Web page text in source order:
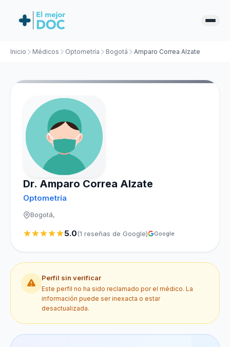
Inicio Médicos Optometría Bogotá Amparo Correa Alzate
Dr. Amparo Correa Alzate
Optometría
Bogotá,
5.0(1 reseñas de Google) Google
Perfil sin verificar
Este perfil no ha sido reclamado por el médico. La
información puede ser inexacta o estar
desactualizada.